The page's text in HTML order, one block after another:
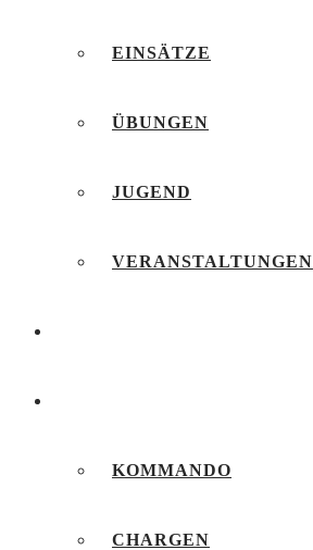
EINSÄTZE
ÜBUNGEN
JUGEND
VERANSTALTUNGEN
KOMMANDO
CHARGEN